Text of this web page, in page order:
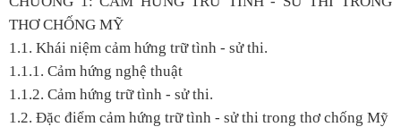
THƠ CHỐNG MỸ
1.1. Khái niệm cảm hứng trữ tình - sử thi.
1.1.1. Cảm hứng nghệ thuật
1.1.2. Cảm hứng trữ tình - sử thi.
1.2. Đặc điểm cảm hứng trữ tình - sử thi trong thơ chống Mỹ